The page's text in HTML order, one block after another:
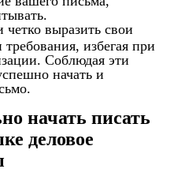
выразить свои
избегая при
Соблюдая эти
начать и
начать писать
деловое